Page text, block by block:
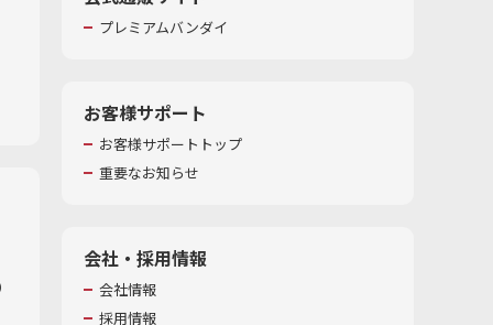
プレミアムバンダイ
お客様サポート
お客様サポートトップ
重要なお知らせ
会社・採用情報
会社情報
採用情報